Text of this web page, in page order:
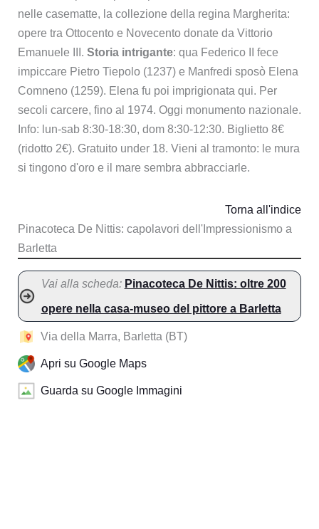
nelle casematte, la collezione della regina Margherita:
opere tra Ottocento e Novecento donate da Vittorio
Emanuele III. Storia intrigante: qua Federico II fece
impiccare Pietro Tiepolo (1237) e Manfredi sposò Elena
Comneno (1259). Elena fu poi imprigionata qui. Per
secoli carcere, fino al 1974. Oggi monumento nazionale.
Info: lun-sab 8:30-18:30, dom 8:30-12:30. Biglietto 8€
(ridotto 2€). Gratuito under 18. Vieni al tramonto: le mura
si tingono d'oro e il mare sembra abbracciarle.
Pinacoteca De Nittis: capolavori dell'Impressionismo a
Barletta
Torna all'indice
Vai alla scheda: Pinacoteca De Nittis: oltre 200
opere nella casa-museo del pittore a Barletta
Via della Marra, Barletta (BT)
Apri su Google Maps
Guarda su Google Immagini